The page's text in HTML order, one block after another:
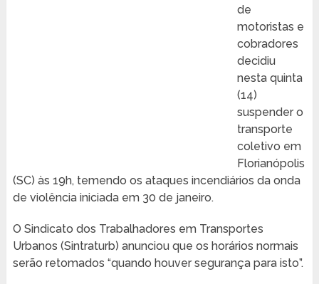
de
motoristas e
cobradores
decidiu
nesta quinta
(14)
suspender o
transporte
coletivo em
Florianópolis
(SC) às 19h, temendo os ataques incendiários da onda
de violência iniciada em 30 de janeiro.
O Sindicato dos Trabalhadores em Transportes
Urbanos (Sintraturb) anunciou que os horários normais
serão retomados “quando houver segurança para isto”.